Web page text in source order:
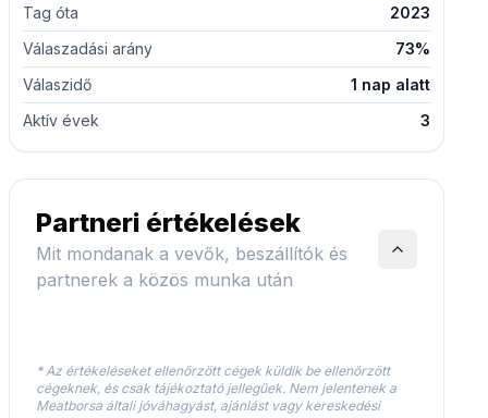
Tag óta
2023
Válaszadási arány
73%
Válaszidő
1 nap alatt
Aktív évek
3
Partneri értékelések
Mit mondanak a vevők, beszállítók és
partnerek a közös munka után
* Az értékeléseket ellenőrzött cégek küldik be ellenőrzött
cégeknek, és csak tájékoztató jellegűek. Nem jelentenek a
Meatborsa általi jóváhagyást, ajánlást vagy kereskedési